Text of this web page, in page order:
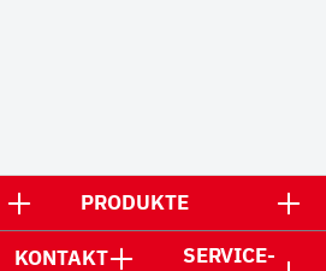
PRODUKTE
KONTAKT SERVICE-